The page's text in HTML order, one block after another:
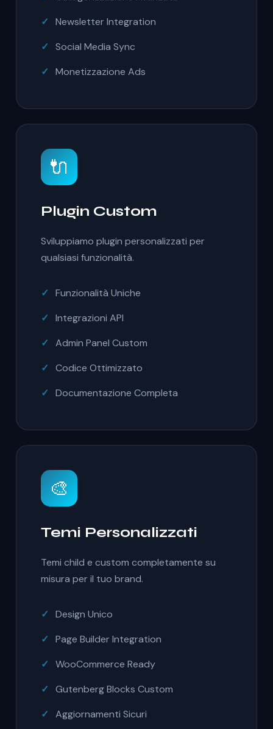
Newsletter Integration
Social Media Sync
Monetizzazione Ads
🔌
Plugin Custom
Sviluppiamo plugin personalizzati per
qualsiasi funzionalità.
Funzionalità Uniche
Integrazioni API
Admin Panel Custom
Codice Ottimizzato
Documentazione Completa
🎨
Temi Personalizzati
Temi child e custom completamente su
misura per il tuo brand.
Design Unico
Page Builder Integration
WooCommerce Ready
Gutenberg Blocks Custom
Aggiornamenti Sicuri